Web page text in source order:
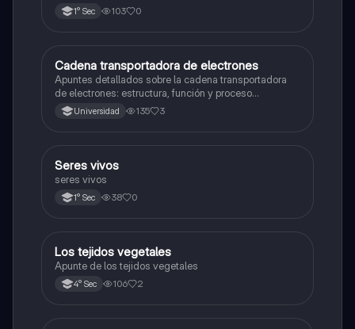
1° Sec 103 0
Ciencia y Tecnología
Cadena transportadora de electrones
Apuntes detallados sobre la cadena transportadora
de electrones: estructura, función y proceso
bioquímico en la producción de ATP. Incluye
esquemas y explicaciones sobre los complejos
Universidad 135 3
SCiencia y Tecnología
Seres vivos
seres vivos
1° Sec 38 0
Ciencia y Tecnología
Los tejidos vegetales
Apunte de los tejidos vegetales
4° Sec 106 2